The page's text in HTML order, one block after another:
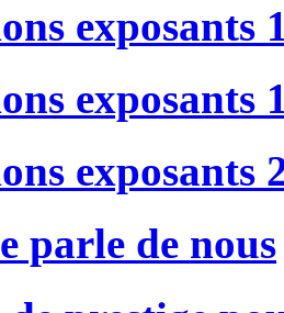
exposants
exposants
exposants
parle de nous